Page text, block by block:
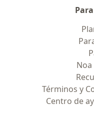
Términos y
Centro de